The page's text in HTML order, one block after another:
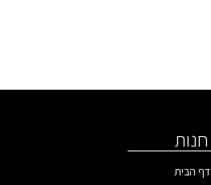
חנות
דף הבית